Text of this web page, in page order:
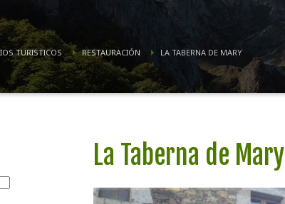
TURISTICOS RESTAURACIÓN LA TABERNA DE MARY
La Taberna de Mary